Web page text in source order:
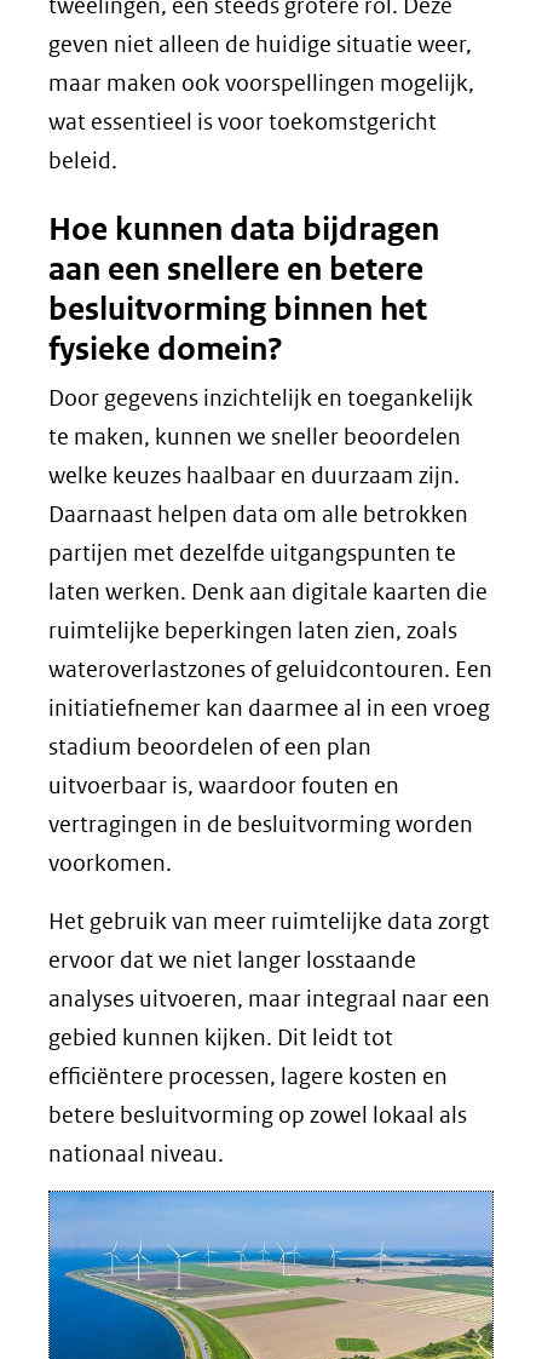
geven niet alleen de huidige situatie weer,
maar maken ook voorspellingen mogelijk,
wat essentieel is voor toekomstgericht
beleid.
Hoe kunnen data bijdragen
aan een snellere en betere
besluitvorming binnen het
fysieke domein?
Door gegevens inzichtelijk en toegankelijk
te maken, kunnen we sneller beoordelen
welke keuzes haalbaar en duurzaam zijn.
Daarnaast helpen data om alle betrokken
partijen met dezelfde uitgangspunten te
laten werken. Denk aan digitale kaarten die
ruimtelijke beperkingen laten zien, zoals
wateroverlastzones of geluidcontouren. Een
initiatiefnemer kan daarmee al in een vroeg
stadium beoordelen of een plan
uitvoerbaar is, waardoor fouten en
vertragingen in de besluitvorming worden
voorkomen.
Het gebruik van meer ruimtelijke data zorgt
ervoor dat we niet langer losstaande
analyses uitvoeren, maar integraal naar een
gebied kunnen kijken. Dit leidt tot
efficiëntere processen, lagere kosten en
betere besluitvorming op zowel lokaal als
nationaal niveau.